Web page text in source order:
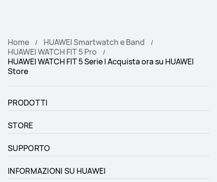
Home
HUAWEI Smartwatch e Band
HUAWEI WATCH FIT 5 Pro
HUAWEI WATCH FIT 5 Serie | Acquista ora su HUAWEI
Store
PRODOTTI
STORE
SUPPORTO
INFORMAZIONI SU HUAWEI